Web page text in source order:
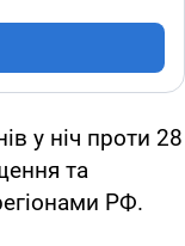
у ніч проти 28
та
РФ.